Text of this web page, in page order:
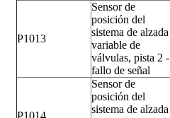
P1013
Sensor de
posición del
sistema de alzada
variable de
válvulas, pista 2 -
fallo de señal
P1014
Sensor de
posición del
sistema de alzada